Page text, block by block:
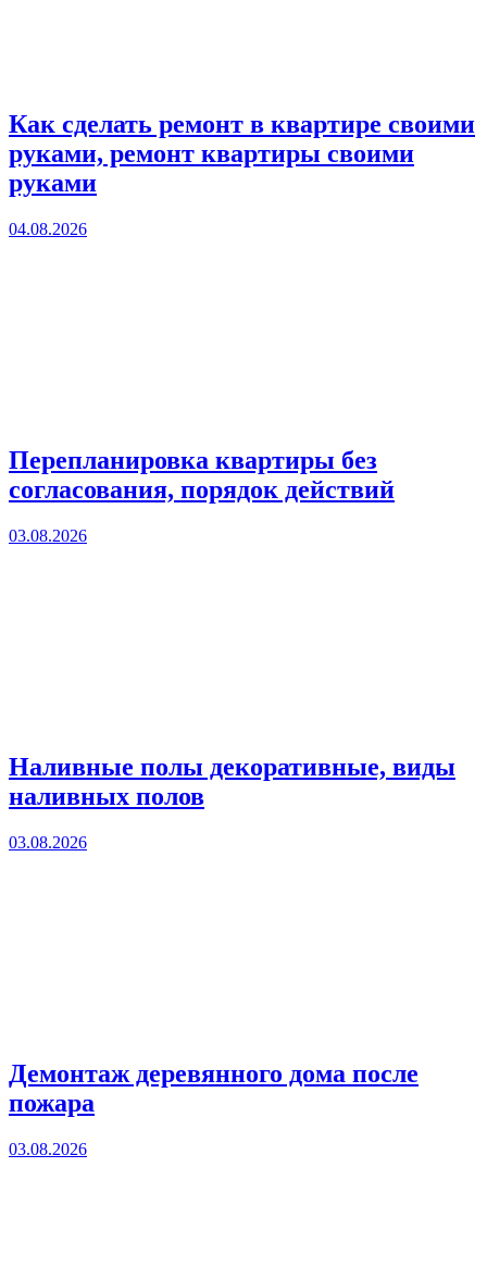
Как сделать ремонт в квартире своими
руками, ремонт квартиры своими
руками
04.08.2026
Перепланировка квартиры без
согласования, порядок действий
03.08.2026
Наливные полы декоративные, виды
наливных полов
03.08.2026
Демонтаж деревянного дома после
пожара
03.08.2026